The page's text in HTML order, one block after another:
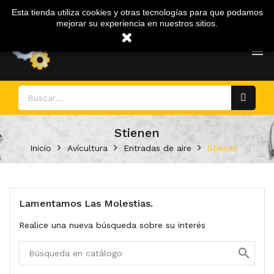
Mi Cuenta

Stienen
Inicio Avícultura Entradas de aire Stienen
Lamentamos Las Molestias.
Realice una nueva búsqueda sobre su interés

Esta tienda utiliza cookies y otras tecnologías para que podamos
mejorar su experiencia en nuestros sitios.